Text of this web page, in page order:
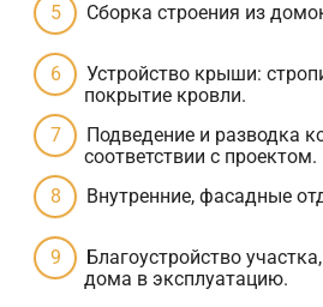
Сборка строения из
Устройство крыши:
покрытие кровли.
Подведение и разводка
соответствии с проектом.
Внутренние, фасадные
Благоустройство
дома в эксплуатацию.